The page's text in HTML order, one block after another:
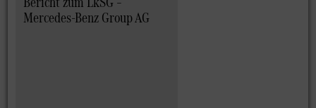
Mercedes-Benz Group AG